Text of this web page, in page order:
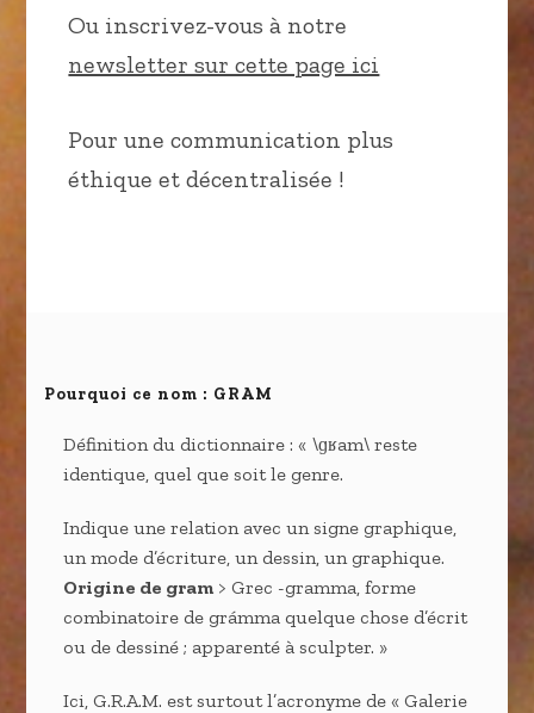
Ou inscrivez-vous à notre
newsletter sur cette page ici
Pour une communication plus
éthique et décentralisée !
Pourquoi ce nom : GRAM
Définition du dictionnaire : « \ɡʁam\ reste
identique, quel que soit le genre.
Indique une relation avec un signe graphique,
un mode d’écriture, un dessin, un graphique.
Origine de gram > Grec -gramma, forme
combinatoire de grámma quelque chose d’écrit
ou de dessiné ; apparenté à sculpter. »
Ici, G.R.A.M. est surtout l’acronyme de « Galerie